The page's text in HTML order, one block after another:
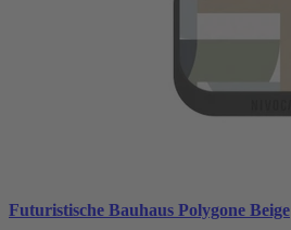
Futuristische Bauhaus Polygone Beige